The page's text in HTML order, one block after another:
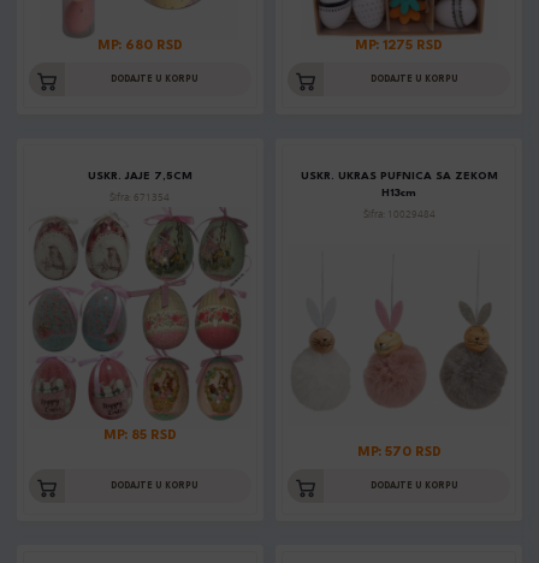
MP: 680 RSD
DODAJTE U KORPU
MP: 1275 RSD
DODAJTE U KORPU
USKR. JAJE 7,5CM
Šifra: 671354
MP: 85 RSD
DODAJTE U KORPU
USKR. UKRAS PUFNICA SA ZEKOM
H13cm
Šifra: 10029484
MP: 570 RSD
DODAJTE U KORPU